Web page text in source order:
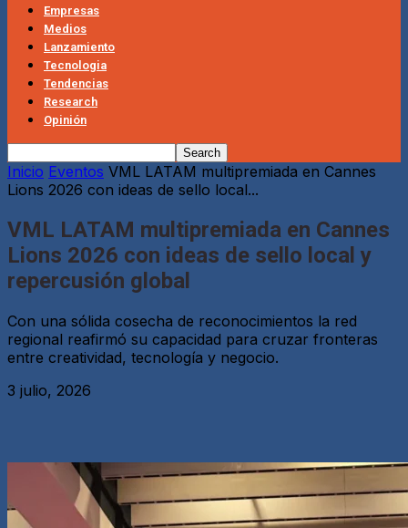
Empresas
Medios
Lanzamiento
Tecnologia
Tendencias
Research
Opinión
Inicio Eventos VML LATAM multipremiada en Cannes
Lions 2026 con ideas de sello local...
VML LATAM multipremiada en Cannes
Lions 2026 con ideas de sello local y
repercusión global
Con una sólida cosecha de reconocimientos la red
regional reafirmó su capacidad para cruzar fronteras
entre creatividad, tecnología y negocio.
3 julio, 2026